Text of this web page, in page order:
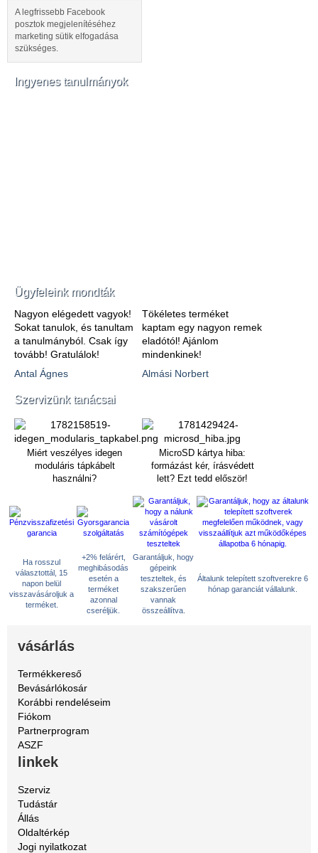
A legfrissebb Facebook
posztok megjelenítéséhez
marketing sütik elfogadása
szükséges.
Ingyenes tanulmányok
Ügyfeleink mondták
Nagyon elégedett vagyok!
Sokat tanulok, és tanultam
a tanulmányból. Csak így
tovább! Gratulálok!
Antal Ágnes
Tökéletes terméket
kaptam egy nagyon remek
eladótól! Ajánlom
mindenkinek!
Almási Norbert
Szervizünk tanácsai
Miért veszélyes idegen
moduláris tápkábelt
használni?
MicroSD kártya hiba:
formázást kér, írásvédett
lett? Ezt tedd először!
Ha rosszul
választottál, 15
napon belül
visszavásároljuk a
terméket.
+2% felárért,
meghibásodás
esetén a
terméket
azonnal
cseréljük.
Garantáljuk, hogy
gépeink
teszteltek, és
szakszerűen
vannak
összeállítva.
Általunk telepített szoftverekre 6
hónap garanciát vállalunk.
vásárlás
Termékkereső
Bevásárlókosár
Korábbi rendeléseim
Fiókom
Partnerprogram
ASZF
linkek
Szerviz
Tudástár
Állás
Oldaltérkép
Jogi nyilatkozat